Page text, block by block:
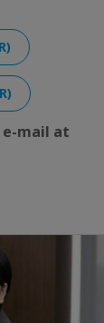
e-mail at